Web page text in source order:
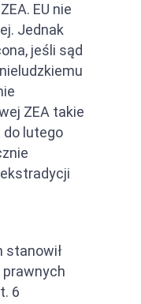
EU nie
Jednak
jeśli sąd
ZEA takie
do lutego
stanowił
6